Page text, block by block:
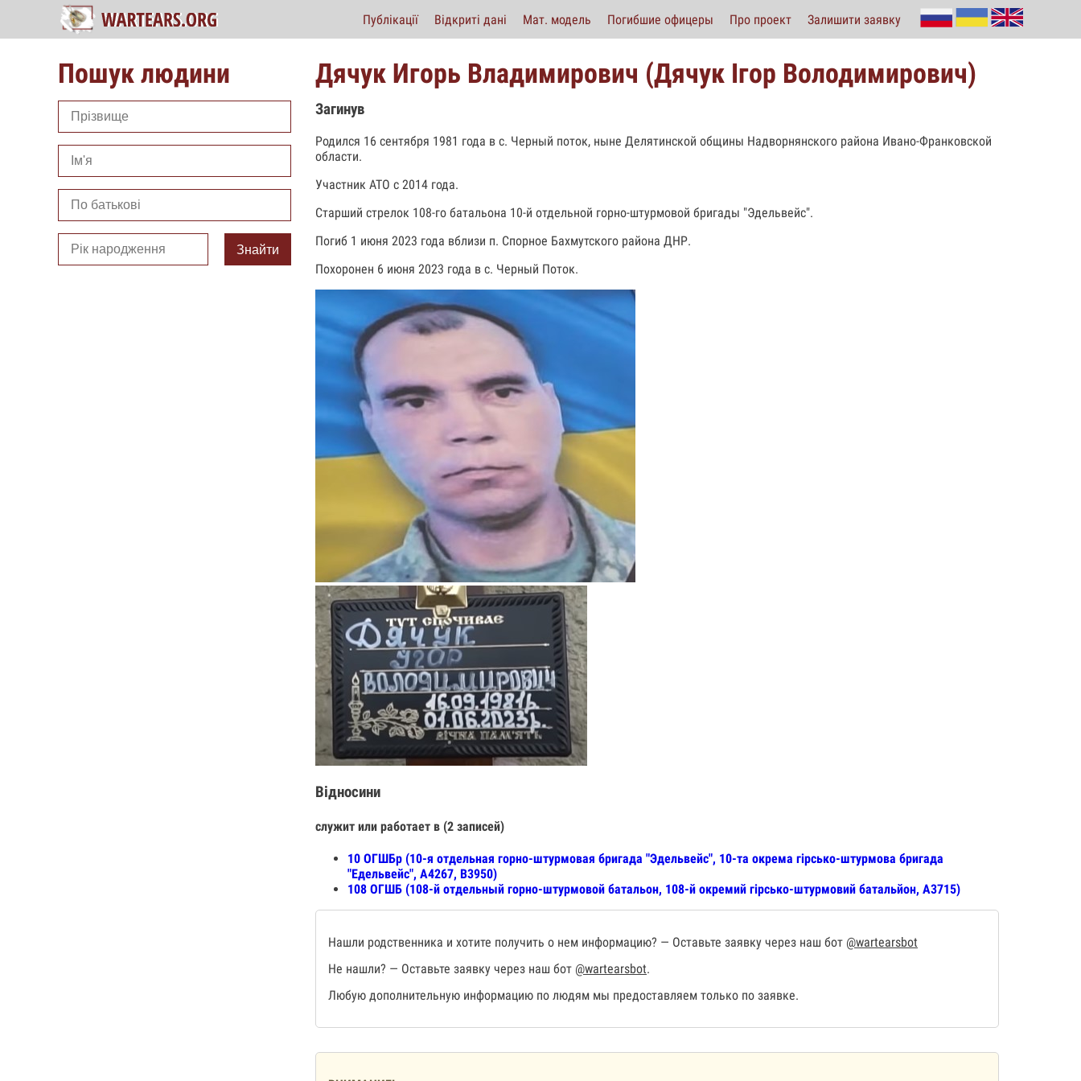
Публікації Відкриті дані Мат. модель Погибшие офицеры Про проект Залишити заявку
Пошук людини
Знайти
Дячук Игорь Владимирович (Дячук Ігор Володимирович)
Загинув
Родился 16 сентября 1981 года в с. Черный поток, ныне Делятинской общины Надворнянского района Ивано-Франковской
области.
Участник АТО с 2014 года.
Старший стрелок 108-го батальона 10-й отдельной горно-штурмовой бригады "Эдельвейс".
Погиб 1 июня 2023 года вблизи п. Спорное Бахмутского района ДНР.
Похоронен 6 июня 2023 года в с. Черный Поток.
Відносини
служит или работает в (2 записей)
10 ОГШБр (10-я отдельная горно-штурмовая бригада "Эдельвейс", 10-та окрема гірсько-штурмова бригада
"Едельвейс", А4267, В3950)
108 ОГШБ (108-й отдельный горно-штурмовой батальон, 108-й окремий гірсько-штурмовий батальйон, А3715)
Нашли родственника и хотите получить о нем информацию? — Оставьте заявку через наш бот @wartearsbot
Не нашли? — Оставьте заявку через наш бот @wartearsbot.
Любую дополнительную информацию по людям мы предоставляем только по заявке.